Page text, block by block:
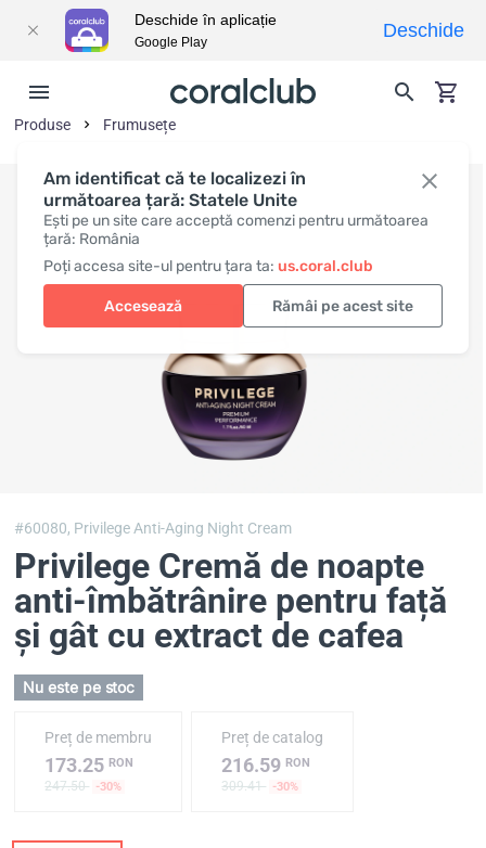
Am identificat că te localizezi în
următoarea țară: Statele Unite
Ești pe un site care acceptă comenzi pentru următoarea
țară: România
Poți accesa site-ul pentru țara ta: us.coral.club
Accesează Rămâi pe acest site
Produse Frumusețe
#60080, Privilege Anti-Aging Night Cream
Privilege Cremă de noapte
anti-îmbătrânire pentru față
și gât cu extract de cafea
Nu este pe stoc
Preț de membru
173.25 RON
247.50 -30%
Preț de catalog
216.59RON
309.41 -30%
Deschide în aplicație
Google Play
Deschide